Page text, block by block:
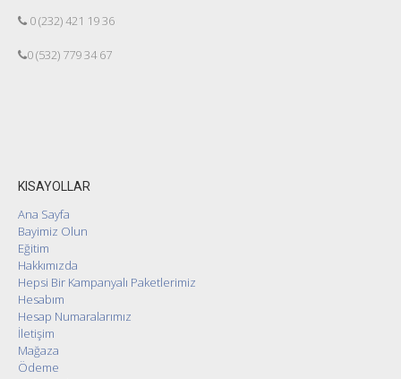
0 (232) 421 19 36
0 (532) 779 34 67
KISAYOLLAR
Ana Sayfa
Bayimiz Olun
Eğitim
Hakkımızda
Hepsi Bir Kampanyalı Paketlerimiz
Hesabım
Hesap Numaralarımız
İletişim
Mağaza
Ödeme